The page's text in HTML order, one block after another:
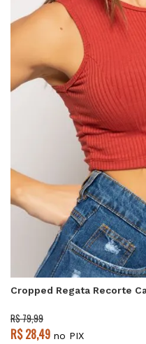
Cropped Regata Recorte
R$ 79,99
R$ 28,49 no PIX